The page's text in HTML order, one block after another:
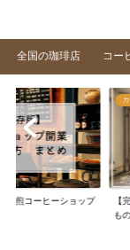
全国の珈琲店 コー
焙煎コーヒーショップ
【
も